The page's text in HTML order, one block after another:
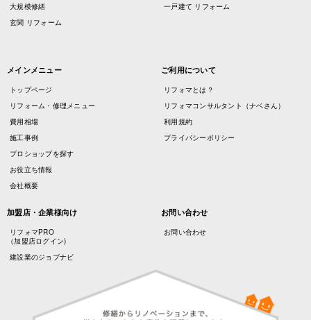
大規模修繕
玄関 リフォーム
一戸建て リフォーム
メインメニュー
トップページ
リフォーム・修理メニュー
費用相場
施工事例
プロショップを探す
お役立ち情報
会社概要
ご利用について
リフォマとは？
リフォマコンサルタント（ナベさん）
利用規約
プライバシーポリシー
加盟店・企業様向け
リフォマPRO
（加盟店ログイン)
建設業のジョブナビ
お問い合わせ
お問い合わせ